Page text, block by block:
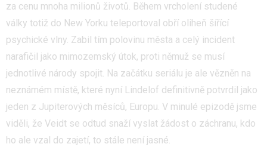
za cenu mnoha milionů životů. Během vrcholení studené
války totiž do New Yorku teleportoval obří oliheň šířící
psychické vlny. Zabil tím polovinu města a celý incident
narafičil jako mimozemský útok, proti němuž se musí
jednotlivé národy spojit. Na začátku seriálu je ale vězněn na
neznámém místě, které nyní Lindelof definitivně potvrdil jako
jeden z Jupiterových měsíců, Europu. V minulé epizodě jsme
viděli, že Veidt se odtud snaží vyslat žádost o záchranu, kdo
ho ale vzal do zajetí, to stále není jasné.